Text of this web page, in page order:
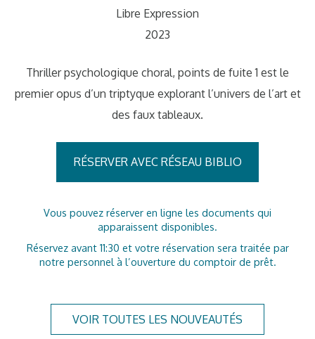
Libre Expression
2023
Thriller psychologique choral, points de fuite 1 est le
premier opus d’un triptyque explorant l’univers de l’art et
des faux tableaux.
RÉSERVER AVEC RÉSEAU BIBLIO
Vous pouvez réserver en ligne les documents qui
apparaissent disponibles.
Réservez avant 11:30 et votre réservation sera traitée par
notre personnel à l’ouverture du comptoir de prêt.
VOIR TOUTES LES NOUVEAUTÉS